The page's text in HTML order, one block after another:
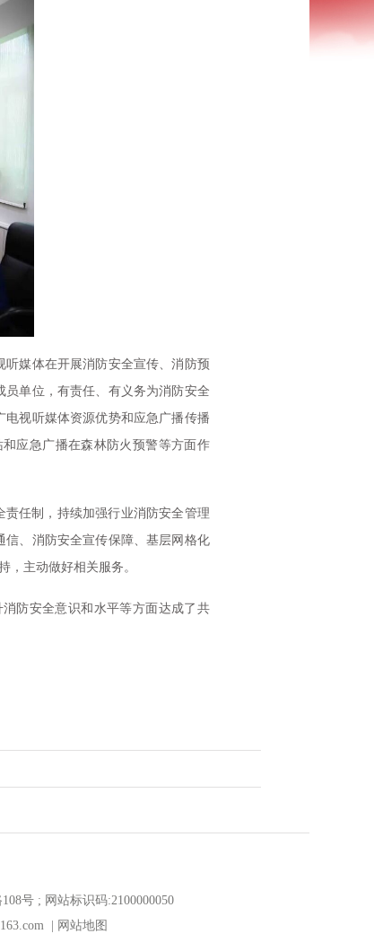
媒体在开展消防安全宣传、消防预
单位，有责任、有义务为消防安全
视听媒体资源优势和应急广播传播
应急广播在森林防火预警等方面作
任制，持续加强行业消防安全管理
、消防安全宣传保障、基层网格化
，主动做好相关服务。
防安全意识和水平等方面达成了共
号 ; 网站标识码:2100000050
|
网站地图